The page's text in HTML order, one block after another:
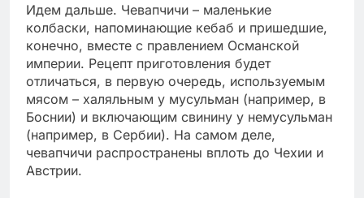
Идем дальше. Чевапчичи – маленькие
колбаски, напоминающие кебаб и пришедшие,
конечно, вместе с правлением Османской
империи. Рецепт приготовления будет
отличаться, в первую очередь, используемым
мясом – халяльным у мусульман (например, в
Боснии) и включающим свинину у немусульман
(например, в Сербии). На самом деле,
чевапчичи распространены вплоть до Чехии и
Австрии.